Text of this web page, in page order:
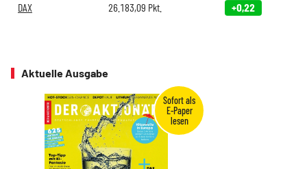
DAX 26.183,09 Pkt. +0,22
Aktuelle Ausgabe